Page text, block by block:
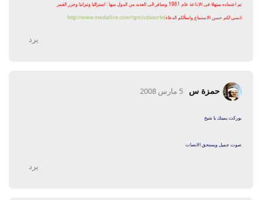
تم اعتماده مبتهلا فى الاذاعة عام 1981 وسافر الى العديد من الدول منها : استراليا وتنزانيا وجزر القمر
اتمنى لكم حسن الاستماع واسألكم الدعاءhttp://www.mediafire.com/?gm2cdxezrbd
يرد
حمزة س 5 مارس 2008
بوركت يمينك يا شيخ
صوت جميل ويستحق الانصات
يرد